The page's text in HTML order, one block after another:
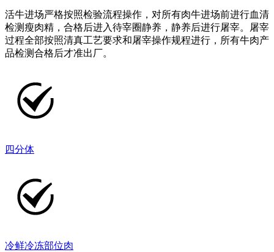
活牛进场严格按照检验流程操作，对所有肉牛进场前进行血清
检测瘦肉精，合格后进入待宰圈静养，静养后进行屠宰。屠宰
过程全部按照清真工艺要求和屠宰操作规程进行，所有牛肉产
品检测合格后才准出厂。
四分体
冷鲜冷冻部位肉